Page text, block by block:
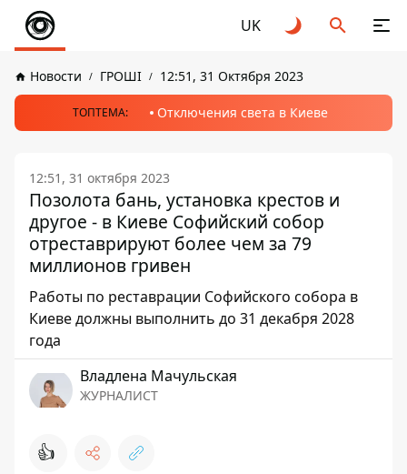
UK
Новости ГРОШІ 12:51, 31 Октября 2023
ТОПТЕМА: Отключения света в Киеве
12:51, 31 октября 2023
Позолота бань, установка крестов и
другое - в Киеве Софийский собор
отреставрируют более чем за 79
миллионов гривен
Работы по реставрации Софийского собора в
Киеве должны выполнить до 31 декабря 2028
года
Владлена Мачульская
ЖУРНАЛИСТ
👍